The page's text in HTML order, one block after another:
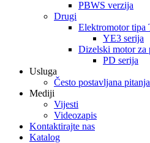
PBWS verzija
Drugi
Elektromotor tipa
YE3 serija
Dizelski motor za
PD serija
Usluga
Često postavljana pitanja
Mediji
Vijesti
Videozapis
Kontaktirajte nas
Katalog